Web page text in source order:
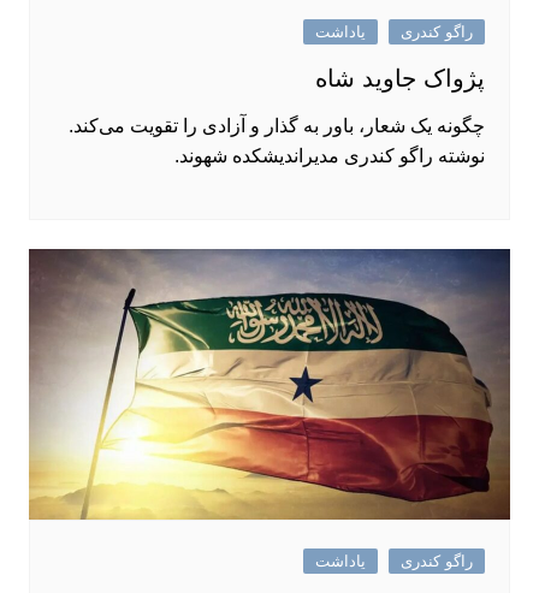
راگو کندری یاداشت
پژواک جاوید شاه
چگونه یک شعار، باور به گذار و آزادی را تقویت می‌کند.
نوشته راگو کندری مدیراندیشکده شهوند.
راگو کندری یاداشت